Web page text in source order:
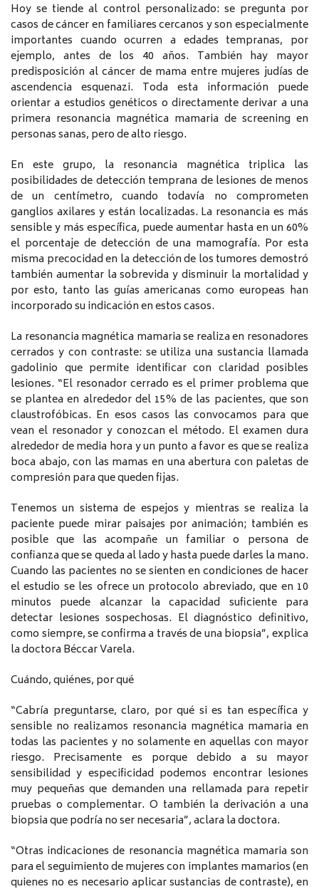
Hoy se tiende al control personalizado: se pregunta por
casos de cáncer en familiares cercanos y son especialmente
importantes cuando ocurren a edades tempranas, por
ejemplo, antes de los 40 años. También hay mayor
predisposición al cáncer de mama entre mujeres judías de
ascendencia esquenazi. Toda esta información puede
orientar a estudios genéticos o directamente derivar a una
primera resonancia magnética mamaria de screening en
personas sanas, pero de alto riesgo.
En este grupo, la resonancia magnética triplica las
posibilidades de detección temprana de lesiones de menos
de un centímetro, cuando todavía no comprometen
ganglios axilares y están localizadas. La resonancia es más
sensible y más específica, puede aumentar hasta en un 60%
el porcentaje de detección de una mamografía. Por esta
misma precocidad en la detección de los tumores demostró
también aumentar la sobrevida y disminuir la mortalidad y
por esto, tanto las guías americanas como europeas han
incorporado su indicación en estos casos.
La resonancia magnética mamaria se realiza en resonadores
cerrados y con contraste: se utiliza una sustancia llamada
gadolinio que permite identificar con claridad posibles
lesiones. “El resonador cerrado es el primer problema que
se plantea en alrededor del 15% de las pacientes, que son
claustrofóbicas. En esos casos las convocamos para que
vean el resonador y conozcan el método. El examen dura
alrededor de media hora y un punto a favor es que se realiza
boca abajo, con las mamas en una abertura con paletas de
compresión para que queden fijas.
Tenemos un sistema de espejos y mientras se realiza la
paciente puede mirar paisajes por animación; también es
posible que las acompañe un familiar o persona de
confianza que se queda al lado y hasta puede darles la mano.
Cuando las pacientes no se sienten en condiciones de hacer
el estudio se les ofrece un protocolo abreviado, que en 10
minutos puede alcanzar la capacidad suficiente para
detectar lesiones sospechosas. El diagnóstico definitivo,
como siempre, se confirma a través de una biopsia”, explica
la doctora Béccar Varela.
Cuándo, quiénes, por qué
“Cabría preguntarse, claro, por qué si es tan específica y
sensible no realizamos resonancia magnética mamaria en
todas las pacientes y no solamente en aquellas con mayor
riesgo. Precisamente es porque debido a su mayor
sensibilidad y especificidad podemos encontrar lesiones
muy pequeñas que demanden una rellamada para repetir
pruebas o complementar. O también la derivación a una
biopsia que podría no ser necesaria”, aclara la doctora.
“Otras indicaciones de resonancia magnética mamaria son
para el seguimiento de mujeres con implantes mamarios (en
quienes no es necesario aplicar sustancias de contraste), en